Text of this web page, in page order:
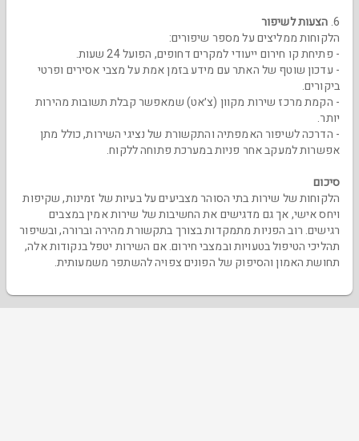
6. הצעות לשיפור
הלקוחות ממליצים על מספר שיפורים:
- פתיחת קו חירום ייעודי למקרים דחופים, הפועל 24 שעות.
- עדכון שוטף של האתר עם מידע בזמן אמת על מצבי אסירים ופרטי
ביקורים.
- הקמת מרכז שירות מקוון (צ׳אט) שמאפשר קבלת תשובות מהירות
יותר.
- הדרכה לשיפור האמפתיה והתקשורת של נציגי השירות, כולל מתן
אפשרות למעקב אחר פניות במערכת פתוחה ללקוח.
סיכום
הלקוחות של שירות בתי הסוהר מצביעים על בעיות של זמינות, שקיפות
ויחס אישי, אך גם מדגישים את החשיבות של שירות אמין במצבים
רגישים. רוב הפניות מתמקדות בצורך בתקשורת מהירה וברורה, ובשיפור
תהליכי הטיפול בטעויות ובמצבי חירום. אם השירות יטפל בנקודות אלה,
תחושת האמון והסיפוק של הפונים צפויה להשתפר משמעותית.